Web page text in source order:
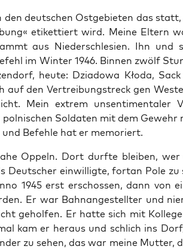
den deut­schen Ost­ge­bie­ten das
eti­ket­tiert wird. Mei­ne Eltern
aus Nie­der­schle­si­en. Ihn und
im Win­ter 1946. Bin­nen zwölf
heu­te: Dzia­do­wa Kło­da,
auf den Ver­trei­bungs­treck gen
Mein extrem unsen­ti­men­ta­ler
Sol­da­ten mit dem Gewehr
Befeh­le hat er memoriert.
Oppeln. Dort durf­te blei­ben, wer
Deut­scher ein­wil­lig­te, fort­an Pole zu
1945 erst erschos­sen, dann von
Er war Bahn­an­ge­stell­ter und
gehol­fen. Er hat­te sich mit
kam er her­aus und schlich ins
zu sehen, das war mei­ne Mut­ter,